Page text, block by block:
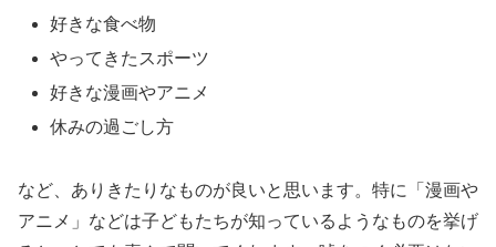
好きな食べ物
やってきたスポーツ
好きな漫画やアニメ
休みの過ごし方
など、ありきたりなものが良いと思います。特に「漫画や
アニメ」などは子どもたちが知っているようなものを挙げ